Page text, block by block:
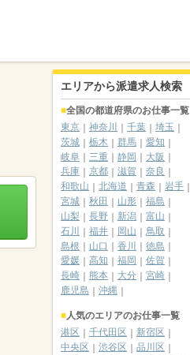
エリアから派遣求人検索
全国の都道府県のお仕事一覧
東京
神奈川 千葉
埼玉
茨城
栃木 群馬
愛知
岐阜
三重 静岡
大阪
兵庫
京都 滋賀
奈良
和歌山
北海道 青森
岩手
宮城
秋田 山形
福島
山梨
長野 新潟
富山
石川
福井 岡山
鳥取
島根
山口 香川
徳島
愛媛
高知 福岡
佐賀
長崎
熊本 大分
宮崎
鹿児島
沖縄
人気のエリアのお仕事一覧
港区
千代田区
新宿区
中央区
渋谷区
品川区